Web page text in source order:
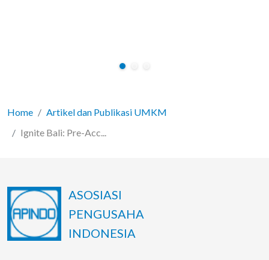
Home
Artikel dan Publikasi UMKM
Ignite Bali: Pre-Acc...
ASOSIASI
PENGUSAHA
INDONESIA